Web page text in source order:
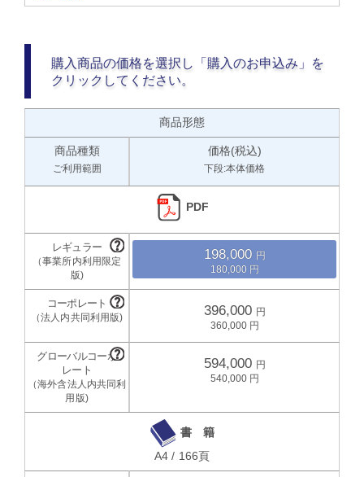
購入商品の価格を選択し「購入のお申込み」を
クリックしてください。
商品形態
商品種類
ご利用範囲
価格(税込)
下段:本体価格
PDF
198,000
180,000
396,000
360,000
594,000
540,000
書 籍
A4 / 166頁